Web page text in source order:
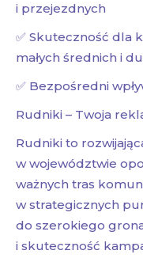
i przejezdnych
✅ Skuteczność dla
małych średnich i
✅ Bezpośredni
Rudniki – Twoja
Rudniki to
w województwie
ważnych tras
w strategicznych
do szerokiego
i skuteczność